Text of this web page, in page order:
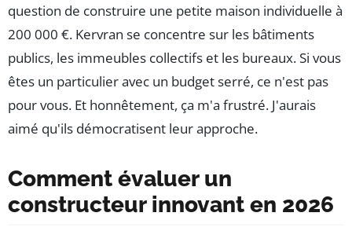
question de construire une petite maison individuelle à
200 000 €. Kervran se concentre sur les bâtiments
publics, les immeubles collectifs et les bureaux. Si vous
êtes un particulier avec un budget serré, ce n'est pas
pour vous. Et honnêtement, ça m'a frustré. J'aurais
aimé qu'ils démocratisent leur approche.
Comment évaluer un
constructeur innovant en 2026